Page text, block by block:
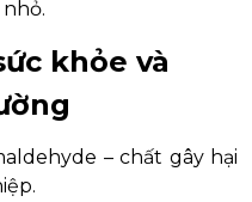
khỏe và
– chất gây hại